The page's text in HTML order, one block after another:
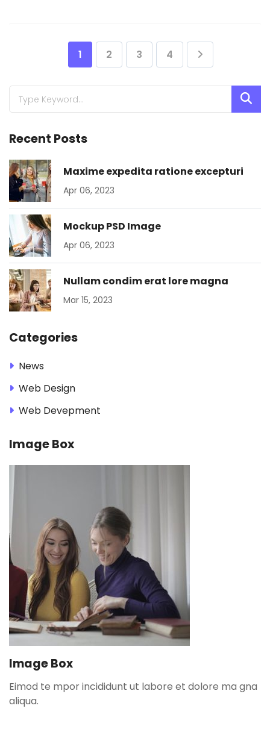
1 2 3 4
Recent Posts
Maxime expedita ratione excepturi
Apr 06, 2023
Mockup PSD Image
Apr 06, 2023
Nullam condim erat lore magna
Mar 15, 2023
Categories
News
Web Design
Web Devepment
Image Box
Image Box
Eimod te mpor incididunt ut labore et dolore ma gna
aliqua.